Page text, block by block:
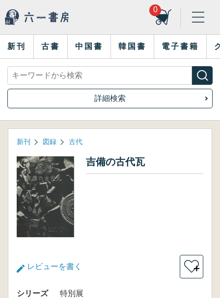
0
新刊 古書 中国書 韓国書 電子書籍
詳細検索
新刊 図録 古代
吉備の古代瓦
レビューを書く ＋
シリーズ
特別展